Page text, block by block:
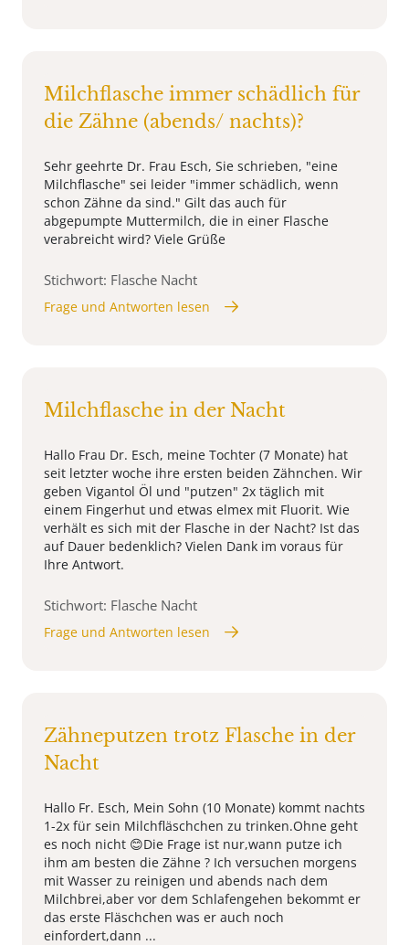
Milchflasche immer schädlich für
die Zähne (abends/ nachts)?
Sehr geehrte Dr. Frau Esch, Sie schrieben, "eine
Milchflasche" sei leider "immer schädlich, wenn
schon Zähne da sind." Gilt das auch für
abgepumpte Muttermilch, die in einer Flasche
verabreicht wird? Viele Grüße
Stichwort: Flasche Nacht
Frage und Antworten lesen
Milchflasche in der Nacht
Hallo Frau Dr. Esch, meine Tochter (7 Monate) hat
seit letzter woche ihre ersten beiden Zähnchen. Wir
geben Vigantol Öl und "putzen" 2x täglich mit
einem Fingerhut und etwas elmex mit Fluorit. Wie
verhält es sich mit der Flasche in der Nacht? Ist das
auf Dauer bedenklich? Vielen Dank im voraus für
Ihre Antwort.
Stichwort: Flasche Nacht
Frage und Antworten lesen
Zähneputzen trotz Flasche in der
Nacht
Hallo Fr. Esch, Mein Sohn (10 Monate) kommt nachts
1-2x für sein Milchfläschchen zu trinken.Ohne geht
es noch nicht 😊Die Frage ist nur,wann putze ich
ihm am besten die Zähne ? Ich versuchen morgens
mit Wasser zu reinigen und abends nach dem
Milchbrei,aber vor dem Schlafengehen bekommt er
das erste Fläschchen was er auch noch
einfordert,dann ...